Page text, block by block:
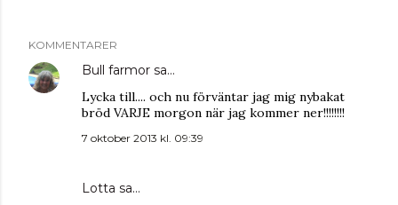
KOMMENTARER
Bull farmor sa…
Lycka till.... och nu förväntar jag mig nybakat
bröd VARJE morgon när jag kommer ner!!!!!!!!
7 oktober 2013 kl. 09:39
Lotta sa…